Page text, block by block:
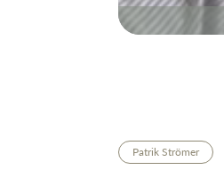
Patrik Strömer